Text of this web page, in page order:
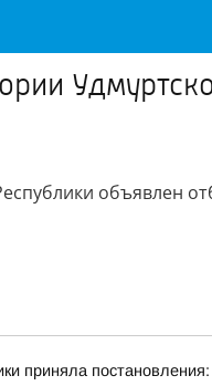
объявлен
приняла постановления: